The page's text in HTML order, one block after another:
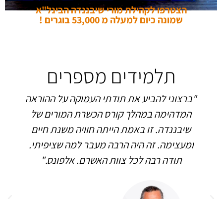
הצטרפו לקהילת מורי שיבננדה הבינל"א
שמונה כיום למעלה מ 53,000 בוגרים !
תלמידים מספרים
"ברצוני להביע את תודתי העמוקה על ההוראה
המדהימה במהלך קורס הכשרת המורים של
שיבננדה. זו באמת הייתה חוויה משנת חיים
ומעצימה. זה היה הרבה מעבר למה שציפיתי.
תודה רבה לכל צוות האשרם. אלפונס."